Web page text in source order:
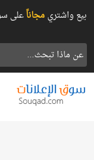
بيع واشتريمجاناًعلى